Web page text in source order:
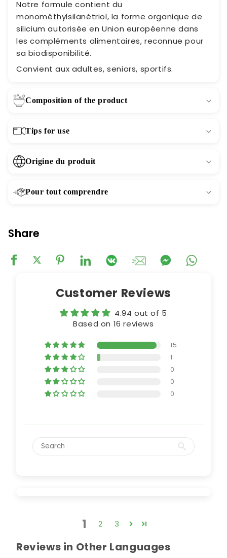
Notre formule contient du
monométhylsilanétriol, la forme organique de
silicium autorisée en Union européenne dans
les compléments alimentaires, reconnue pour
sa biodisponibilité.
Convient aux adultes, seniors, sportifs.
Composition of the product
Tips for use
Origine du produit
Pour tout comprendre
Share
Customer Reviews
4.94 out of 5
Based on 16 reviews
15
1
0
0
0
1 2 3
Reviews in Other Languages